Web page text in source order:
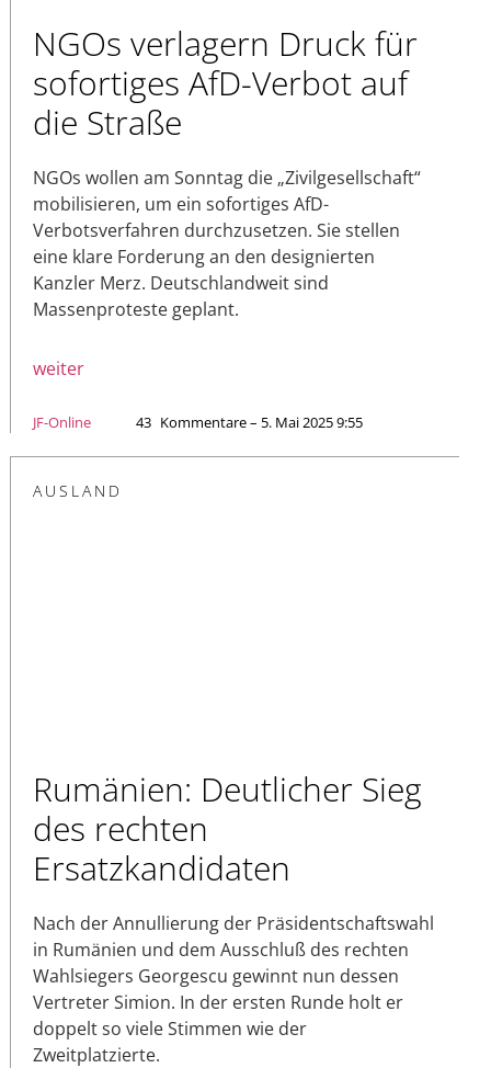
NGOs verlagern Druck für
sofortiges AfD-Verbot auf
die Straße
NGOs wollen am Sonntag die „Zivilgesellschaft“
mobilisieren, um ein sofortiges AfD-
Verbotsverfahren durchzusetzen. Sie stellen
eine klare Forderung an den designierten
Kanzler Merz. Deutschlandweit sind
Massenproteste geplant.
weiter
JF-Online 43 Kommentare – 5. Mai 2025 9:55
AUSLAND
Rumänien: Deutlicher Sieg
des rechten
Ersatzkandidaten
Nach der Annullierung der Präsidentschaftswahl
in Rumänien und dem Ausschluß des rechten
Wahlsiegers Georgescu gewinnt nun dessen
Vertreter Simion. In der ersten Runde holt er
doppelt so viele Stimmen wie der
Zweitplatzierte.